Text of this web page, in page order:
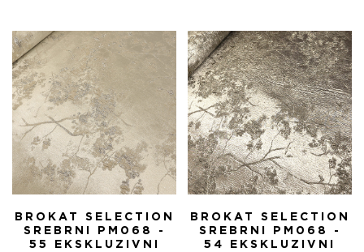
5.100,00 RSD.
BROKAT SELECTION
SREBRNI PM068 -
55 EKSKLUZIVNI
BROKAT SELECTION
SREBRNI PM068 -
54 EKSKLUZIVNI